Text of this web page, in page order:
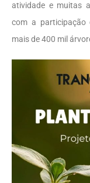
atividade e muitas
com a participação
mais de 400 mil